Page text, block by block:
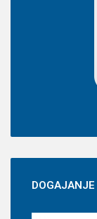
DOGAJANJE